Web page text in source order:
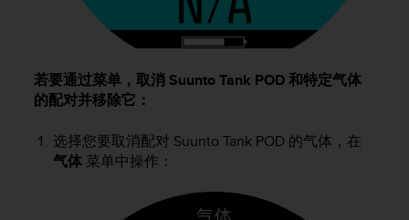
若要通过菜单，取消 Suunto Tank POD和特定气体
的配对并移除它：
选择您要取消配对 Suunto Tank POD 的气体，在
气体菜单中操作：